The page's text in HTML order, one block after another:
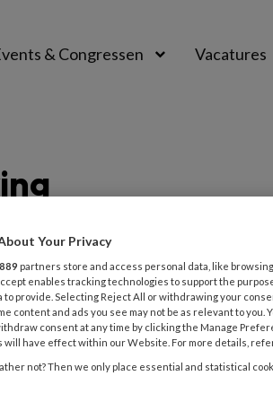
& Congressen Vacatures
2023 NIEUWS WET IKK
taaleis: waar moet je aan
toon je dat aan?
pedagogisch medewerker in de
je per 1 januari 2025 beschikken over
Your Privacy
889 partners store and access personal data, like
enables tracking technologies to support the
to provide. Selecting Reject All or withdrawing your
content and ads you see may not be as relevant to
consent at any time by clicking the Manage
will have effect within our Website. For more details,
not? Then we only place essential and statistical